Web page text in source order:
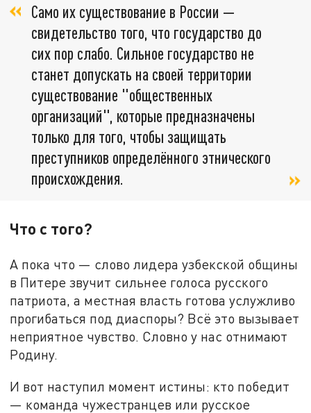
Само их существование в России —
свидетельство того, что государство до
сих пор слабо. Сильное государство не
станет допускать на своей территории
существование "общественных
организаций", которые предназначены
только для того, чтобы защищать
преступников определённого этнического
происхождения.
Что с того?
А пока что — слово лидера узбекской общины
в Питере звучит сильнее голоса русского
патриота, а местная власть готова услужливо
прогибаться под диаспоры? Всё это вызывает
неприятное чувство. Словно у нас отнимают
Родину.
И вот наступил момент истины: кто победит
— команда чужестранцев или русское